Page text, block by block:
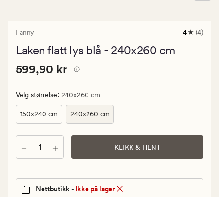
Fanny
4
4 (4)
Laken flatt lys blå - 240x260 cm
Pris
599,90
Vanlig
pris
599,90
kr
Pris 599,90 kr
599,90 kr
Velg størrelse: 240x260 cm
150x240 cm 240x260 cm
Antall KLIKK & HENT
Nettbutikk - Ikke på lager